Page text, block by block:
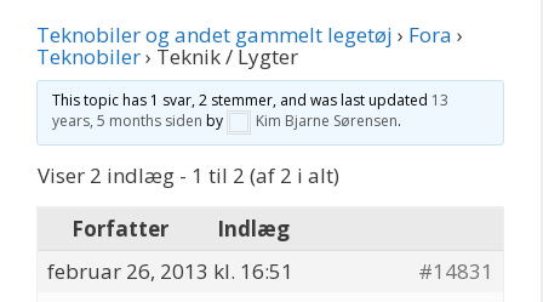
Teknobiler og andet gammelt legetøj › Fora ›
Teknobiler› Teknik / Lygter
This topic has 1 svar, 2 stemmer, and was last updated 13
years, 5 months siden by Kim Bjarne Sørensen.
Viser 2 indlæg - 1 til 2 (af 2 i alt)
Forfatter
Indlæg
februar 26, 2013 kl. 16:51
#14831